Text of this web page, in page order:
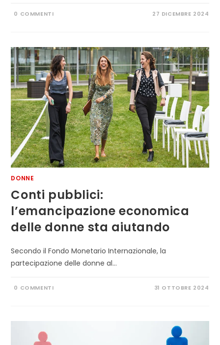
0 COMMENTI 27 DICEMBRE 2024
DONNE
Conti pubblici:
l’emancipazione economica
delle donne sta aiutando
Secondo il Fondo Monetario Internazionale, la
partecipazione delle donne al…
0 COMMENTI 31 OTTOBRE 2024